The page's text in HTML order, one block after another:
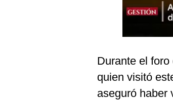
Durante el
quien visitó
aseguró haber